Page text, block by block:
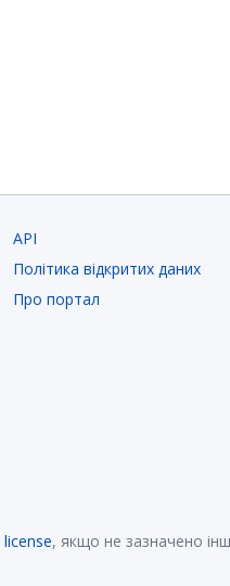
API
Політика відкритих даних
Про портал
, якщо не зазначено